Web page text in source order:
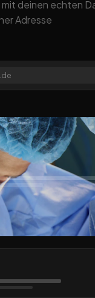
deinen echten
Adresse